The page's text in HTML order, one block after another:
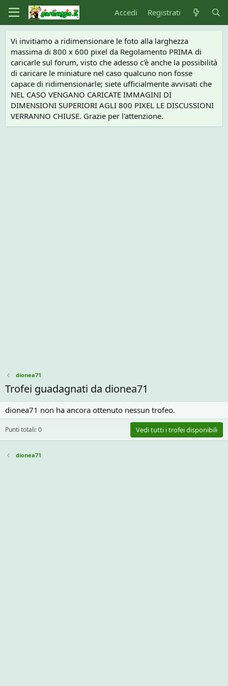
Accedi Registrati
Vi invitiamo a ridimensionare le foto alla larghezza
massima di 800 x 600 pixel da Regolamento PRIMA di
caricarle sul forum, visto che adesso c'è anche la possibilità
di caricare le miniature nel caso qualcuno non fosse
capace di ridimensionarle; siete ufficialmente avvisati che
NEL CASO VENGANO CARICATE IMMAGINI DI
DIMENSIONI SUPERIORI AGLI 800 PIXEL LE DISCUSSIONI
VERRANNO CHIUSE. Grazie per l'attenzione.
dionea71
Trofei guadagnati da dionea71
dionea71 non ha ancora ottenuto nessun trofeo.
Punti totali: 0 Vedi tutti i trofei disponibili
dionea71